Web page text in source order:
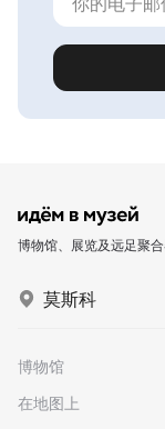
博物馆、展览及远足聚
莫斯科
博物馆
在地图上